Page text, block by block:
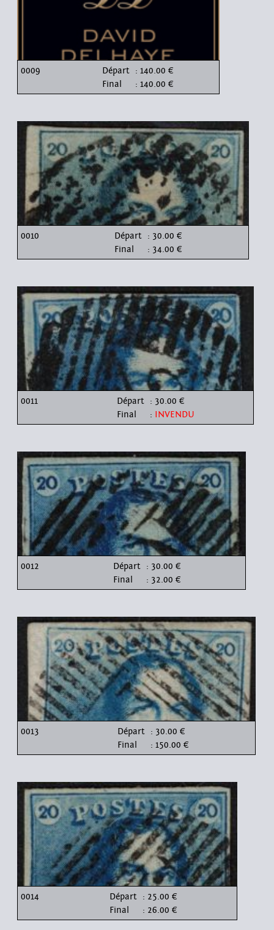
0009 Départ : 140.00 €
Final
: 140.00 €
0010 Départ : 30.00 €
Final
: 34.00 €
0011 Départ : 30.00 €
Final
: INVENDU
0012 Départ : 30.00 €
Final
: 32.00 €
0013 Départ : 30.00 €
Final
: 150.00 €
0014 Départ : 25.00 €
Final
: 26.00 €